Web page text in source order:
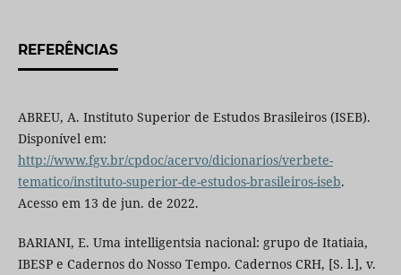
REFERÊNCIAS
ABREU, A. Instituto Superior de Estudos Brasileiros (ISEB).
Disponível em:
http://www.fgv.br/cpdoc/acervo/dicionarios/verbete-
tematico/instituto-superior-de-estudos-brasileiros-iseb.
Acesso em 13 de jun. de 2022.
BARIANI, E. Uma intelligentsia nacional: grupo de Itatiaia,
IBESP e Cadernos do Nosso Tempo. Cadernos CRH, [S. l.], v.